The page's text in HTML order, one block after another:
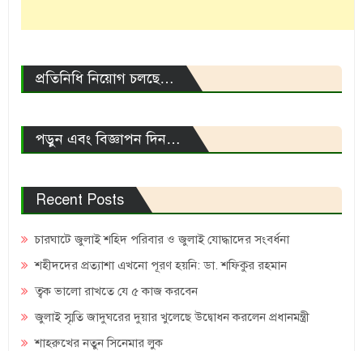
প্রতিনিধি নিয়োগ চলছে…
পড়ুন এবং বিজ্ঞাপন দিন…
Recent Posts
চারঘাটে জুলাই শহিদ পরিবার ও জুলাই যোদ্ধাদের সংবর্ধনা
শহীদদের প্রত্যাশা এখনো পূরণ হয়নি: ডা. শফিকুর রহমান
ত্বক ভালো রাখতে যে ৫ কাজ করবেন
জুলাই স্মৃতি জাদুঘরের দুয়ার খুলেছে উদ্বোধন করলেন প্রধানমন্ত্রী
শাহরুখের নতুন সিনেমার লুক